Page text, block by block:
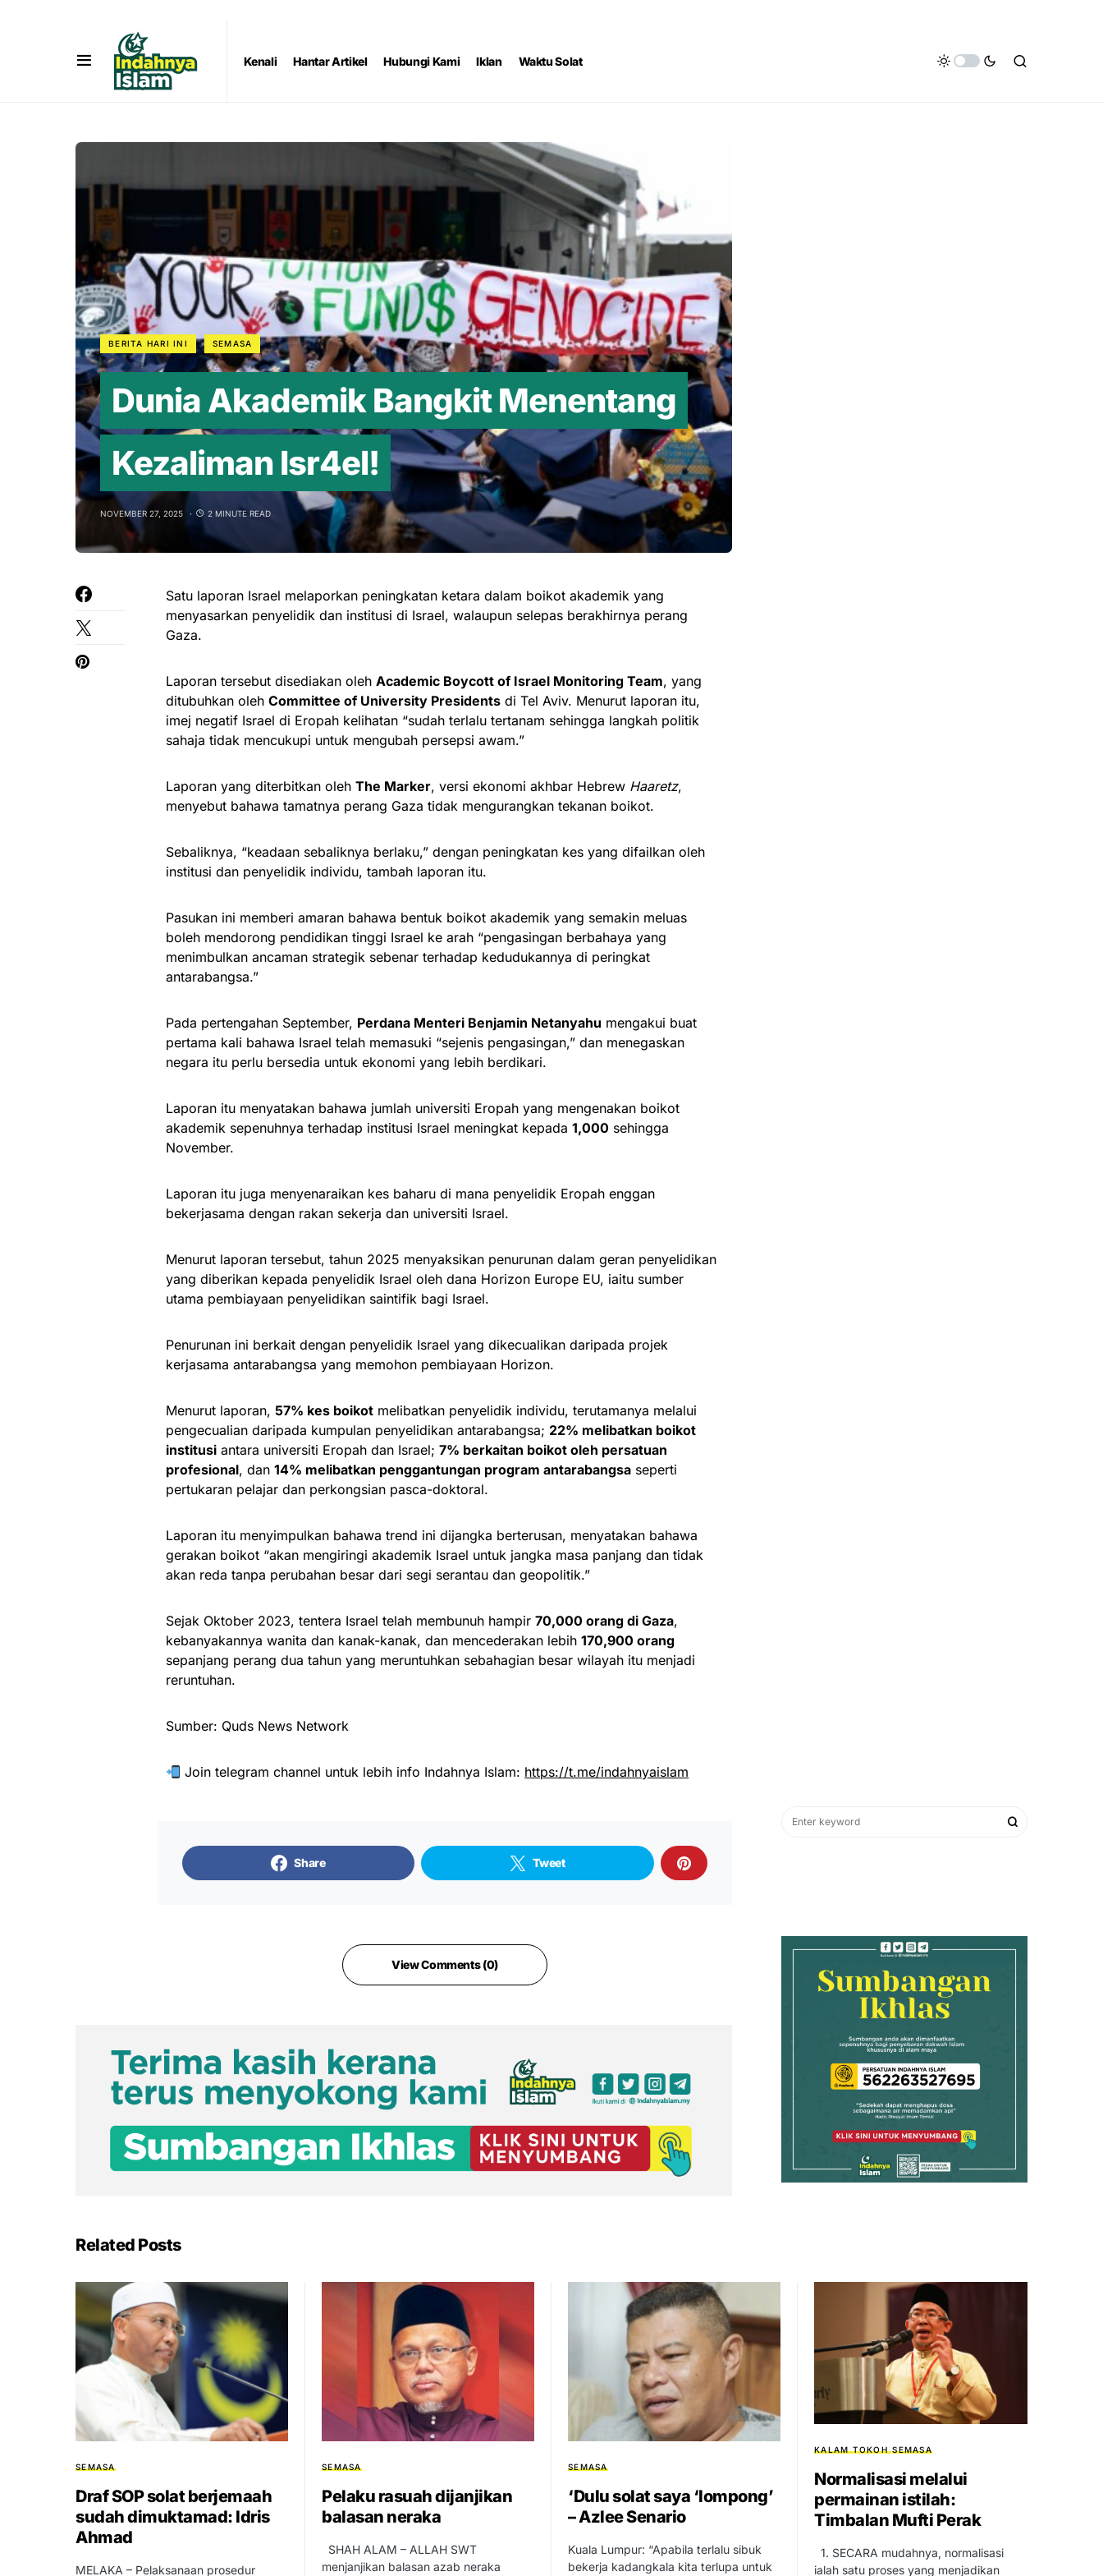
Kenali Hantar Artikel Hubungi Kami Iklan Waktu Solat
BERITA HARI INI SEMASA
Dunia Akademik Bangkit Menentang
Kezaliman Isr4el!
NOVEMBER 27, 2025 2 MINUTE READ
Satu laporan Israel melaporkan peningkatan ketara dalam boikot akademik yang
menyasarkan penyelidik dan institusi di Israel, walaupun selepas berakhirnya perang
Gaza.
Laporan tersebut disediakan oleh Academic Boycott of Israel Monitoring Team, yang
ditubuhkan oleh Committee of University Presidents di Tel Aviv. Menurut laporan itu,
imej negatif Israel di Eropah kelihatan “sudah terlalu tertanam sehingga langkah politik
sahaja tidak mencukupi untuk mengubah persepsi awam.”
Laporan yang diterbitkan oleh The Marker, versi ekonomi akhbar Hebrew Haaretz,
menyebut bahawa tamatnya perang Gaza tidak mengurangkan tekanan boikot.
Sebaliknya, “keadaan sebaliknya berlaku,” dengan peningkatan kes yang difailkan oleh
institusi dan penyelidik individu, tambah laporan itu.
Pasukan ini memberi amaran bahawa bentuk boikot akademik yang semakin meluas
boleh mendorong pendidikan tinggi Israel ke arah “pengasingan berbahaya yang
menimbulkan ancaman strategik sebenar terhadap kedudukannya di peringkat
antarabangsa.”
Pada pertengahan September, Perdana Menteri Benjamin Netanyahu mengakui buat
pertama kali bahawa Israel telah memasuki “sejenis pengasingan,” dan menegaskan
negara itu perlu bersedia untuk ekonomi yang lebih berdikari.
Laporan itu menyatakan bahawa jumlah universiti Eropah yang mengenakan boikot
akademik sepenuhnya terhadap institusi Israel meningkat kepada 1,000 sehingga
November.
Laporan itu juga menyenaraikan kes baharu di mana penyelidik Eropah enggan
bekerjasama dengan rakan sekerja dan universiti Israel.
Menurut laporan tersebut, tahun 2025 menyaksikan penurunan dalam geran penyelidikan
yang diberikan kepada penyelidik Israel oleh dana Horizon Europe EU, iaitu sumber
utama pembiayaan penyelidikan saintifik bagi Israel.
Penurunan ini berkait dengan penyelidik Israel yang dikecualikan daripada projek
kerjasama antarabangsa yang memohon pembiayaan Horizon.
Menurut laporan, 57% kes boikot melibatkan penyelidik individu, terutamanya melalui
pengecualian daripada kumpulan penyelidikan antarabangsa; 22% melibatkan boikot
institusi antara universiti Eropah dan Israel; 7% berkaitan boikot oleh persatuan
profesional, dan 14% melibatkan penggantungan program antarabangsa seperti
pertukaran pelajar dan perkongsian pasca-doktoral.
Laporan itu menyimpulkan bahawa trend ini dijangka berterusan, menyatakan bahawa
gerakan boikot “akan mengiringi akademik Israel untuk jangka masa panjang dan tidak
akan reda tanpa perubahan besar dari segi serantau dan geopolitik.”
Sejak Oktober 2023, tentera Israel telah membunuh hampir 70,000 orang di Gaza,
kebanyakannya wanita dan kanak-kanak, dan mencederakan lebih 170,900 orang
sepanjang perang dua tahun yang meruntuhkan sebahagian besar wilayah itu menjadi
reruntuhan.
Sumber: Quds News Network
Join telegram channel untuk lebih info Indahnya Islam: https://t.me/indahnyaislam
Share Tweet
View Comments (0)
Related Posts
SEMASA
Draf SOP solat berjemaah
sudah dimuktamad: Idris
Ahmad
MELAKA – Pelaksanaan prosedur
SEMASA
Pelaku rasuah dijanjikan
balasan neraka
SHAH ALAM – ALLAH SWT
menjanjikan balasan azab neraka
SEMASA
‘Dulu solat saya ‘lompong’
– Azlee Senario
Kuala Lumpur: “Apabila terlalu sibuk
bekerja kadangkala kita terlupa untuk
KALAM TOKOH SEMASA
Normalisasi melalui
permainan istilah:
Timbalan Mufti Perak
1. SECARA mudahnya, normalisasi
ialah satu proses yang menjadikan